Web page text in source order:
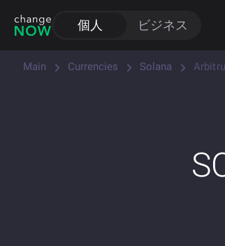
個人 ビジネス
Main Currencies Solana